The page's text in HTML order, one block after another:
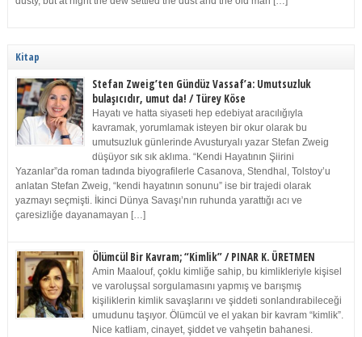
Kitap
Stefan Zweig’ten Gündüz Vassaf’a: Umutsuzluk
bulaşıcıdır, umut da! / Türey Köse
Hayatı ve hatta siyaseti hep edebiyat aracılığıyla
kavramak, yorumlamak isteyen bir okur olarak bu
umutsuzluk günlerinde Avusturyalı yazar Stefan Zweig
düşüyor sık sık aklıma. “Kendi Hayatının Şiirini
Yazanlar”da roman tadında biyografilerle Casanova, Stendhal, Tolstoy’u
anlatan Stefan Zweig, “kendi hayatının sonunu” ise bir trajedi olarak
yazmayı seçmişti. İkinci Dünya Savaşı’nın ruhunda yarattığı acı ve
çaresizliğe dayanamayan […]
Ölümcül Bir Kavram; “Kimlik” / PINAR K. ÜRETMEN
Amin Maalouf, çoklu kimliğe sahip, bu kimlikleriyle kişisel
ve varoluşsal sorgulamasını yapmış ve barışmış
kişiliklerin kimlik savaşlarını ve şiddeti sonlandırabileceği
umudunu taşıyor. Ölümcül ve el yakan bir kavram “kimlik”.
Nice katliam, cinayet, şiddet ve vahşetin bahanesi.